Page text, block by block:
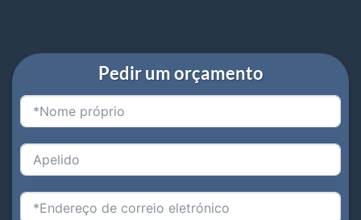
Pedir um orçamento